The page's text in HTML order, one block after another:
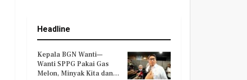
Headline
Kepala BGN Wanti—
Wanti SPPG Pakai Gas
Melon, Minyak Kita dan…